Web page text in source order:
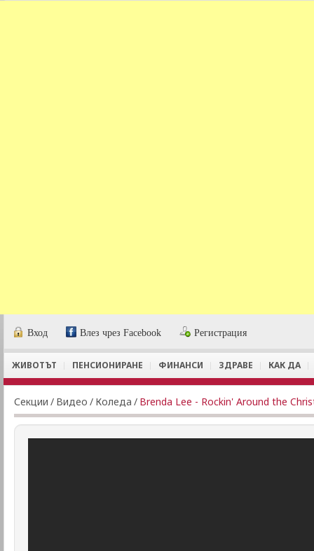
Вход Влез чрез Facebook Регистрация
ЖИВОТЪТ ПЕНСИОНИРАНЕ ФИНАНСИ ЗДРАВЕ КАК ДА
Секции / Видеo / Коледа / Brenda Lee - Rockin' Around the